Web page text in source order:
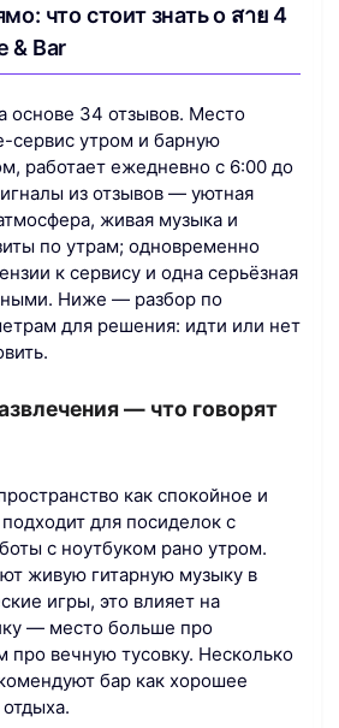
что стоит знать о สาย 4
& Bar
основе 34 отзывов. Место
сервис утром и барную
работает ежедневно с 6:00 до
из отзывов — уютная
живая музыка и
по утрам; одновременно
к сервису и одна серьёзная
Ниже — разбор по
для решения: идти или нет
— что говорят
как спокойное и
для посиделок с
с ноутбуком рано утром.
живую гитарную музыку в
игры, это влияет на
— место больше про
про вечную тусовку. Несколько
бар как хорошее